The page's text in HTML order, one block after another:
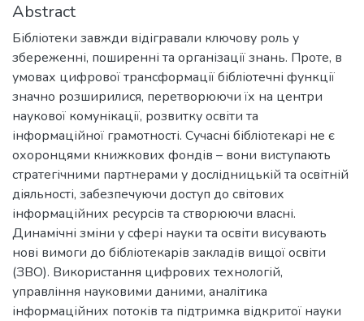
Abstract
Бібліотеки завжди відігравали ключову роль у
збереженні, поширенні та організації знань. Проте, в
умовах цифрової трансформації бібліотечні функції
значно розширилися, перетворюючи їх на центри
наукової комунікації, розвитку освіти та
інформаційної грамотності. Сучасні бібліотекарі не є
охоронцями книжкових фондів – вони виступають
стратегічними партнерами у дослідницькій та освітній
діяльності, забезпечуючи доступ до світових
інформаційних ресурсів та створюючи власні.
Динамічні зміни у сфері науки та освіти висувають
нові вимоги до бібліотекарів закладів вищої освіти
(ЗВО). Використання цифрових технологій,
управління науковими даними, аналітика
інформаційних потоків та підтримка відкритої науки